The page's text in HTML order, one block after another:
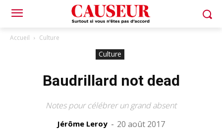
Accueil Culture
Culture
Baudrillard not dead
Notes pour célébrer un grand absent
Jérôme Leroy - 20 août 2017